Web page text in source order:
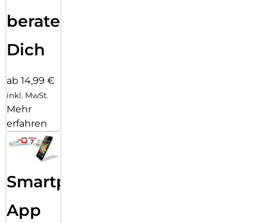
beraten
Dich
ab 14,99 €
inkl. MwSt.
Mehr
erfahren
Smartphone
App